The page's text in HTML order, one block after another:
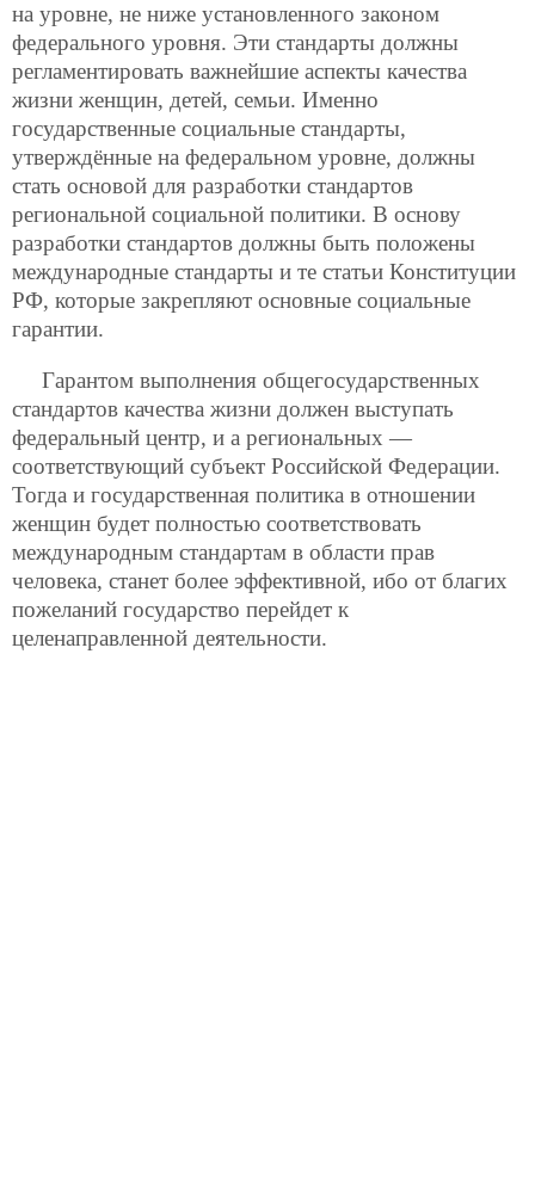
на уровне, не ниже установленного законом
федерального уровня. Эти стандарты должны
регламентировать важнейшие аспекты качества
жизни женщин, детей, семьи. Именно
государственные социальные стандарты,
утверждённые на федеральном уровне, должны
стать основой для разработки стандартов
региональной социальной политики. В основу
разработки стандартов должны быть положены
международные стандарты и те статьи Конституции
РФ, которые закрепляют основные социальные
гарантии.
Гарантом выполнения общегосударственных
стандартов качества жизни должен выступать
федеральный центр, и а региональных —
соответствующий субъект Российской Федерации.
Тогда и государственная политика в отношении
женщин будет полностью соответствовать
международным стандартам в области прав
человека, станет более эффективной, ибо от благих
пожеланий государство перейдет к
целенаправленной деятельности.